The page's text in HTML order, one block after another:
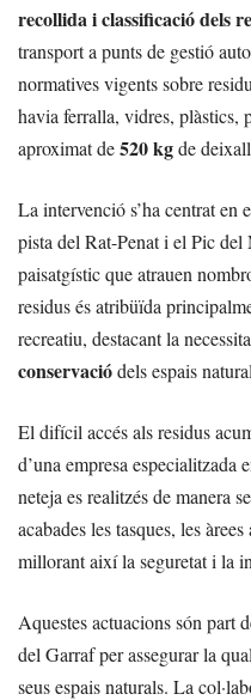
recollida i classificació dels
transport a punts de gestió
normatives vigents sobre
havia ferralla, vidres, plàstics,
aproximat de520 kgde
La intervenció s’ha centrat en
pista del Rat-Penat i el Pic
paisatgístic que atrauen
residus és atribüïda
recreatiu, destacant la
conservaciódels espais
El difícil accés als residus
d’una empresa especialitzada
neteja es realitzés de manera
acabades les tasques, les
millorant així la seguretat i la
Aquestes actuacions són part
del Garraf per assegurar la
seus espais naturals. La